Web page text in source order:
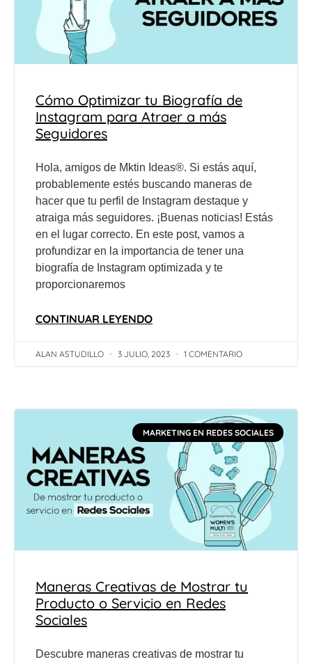
Cómo Optimizar tu Biografía de
Instagram para Atraer a más
Seguidores
Hola, amigos de Mktin Ideas®. Si estás aquí,
probablemente estés buscando maneras de
hacer que tu perfil de Instagram destaque y
atraiga más seguidores. ¡Buenas noticias! Estás
en el lugar correcto. En este post, vamos a
profundizar en la importancia de tener una
biografía de Instagram optimizada y te
proporcionaremos
CONTINUAR LEYENDO
ALAN ASTUDILLO 3 JULIO, 2023 1 COMENTARIO
MARKETING EN REDES SOCIALES
Maneras Creativas de Mostrar tu
Producto o Servicio en Redes
Sociales
Descubre maneras creativas de mostrar tu